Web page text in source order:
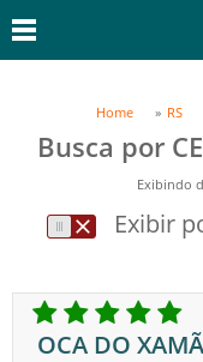
Home RS
Exibindo
Exibir
OCA DO XAMÃ